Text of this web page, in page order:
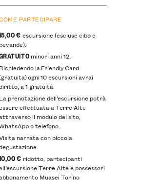
PARTECIPARE
€ escursione (escluse cibo e
bevande).
minori anni 12.
Richiedendo la Friendly Card
ogni 10 escursioni avrai
a 1 gratuità.
La prenotazione dell’escursione potrà
effettuata a Terre Alte
il modulo del sito,
o telefono.
narrata con piccola
€ ridotto, partecipanti
Terre Alte e possessori
Muasei Torino